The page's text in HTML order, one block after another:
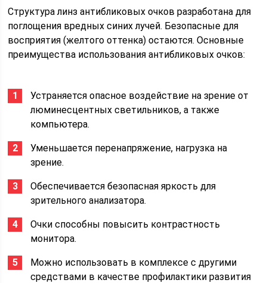
Структура линз антибликовых очков разработана для
поглощения вредных синих лучей. Безопасные для
восприятия (желтого оттенка) остаются. Основные
преимущества использования антибликовых очков:
Устраняется опасное воздействие на зрение от
люминесцентных светильников, а также
компьютера.
Уменьшается перенапряжение, нагрузка на
зрение.
Обеспечивается безопасная яркость для
зрительного анализатора.
Очки способны повысить контрастность
монитора.
Можно использовать в комплексе с другими
средствами в качестве профилактики развития